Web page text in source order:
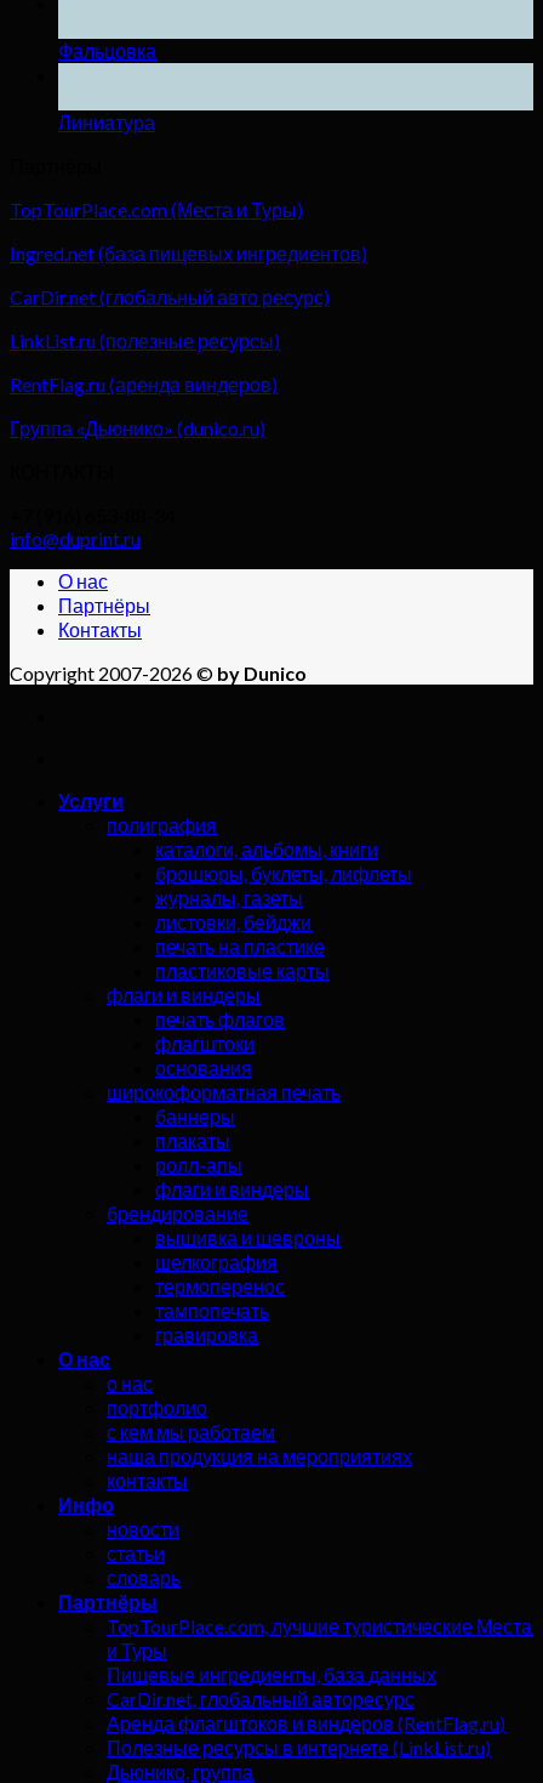
Фальцовка
Линиатура
TopTourPlace.com (Места и Туры)
Ingred.net (база пищевых ингредиентов)
CarDir.net (глобальный авто ресурс)
LinkList.ru (полезные ресурсы)
RentFlag.ru (аренда виндеров)
Группа «Дьюнико» (dunico.ru)
info@duprint.ru
О нас
Партнёры
Контакты
Copyright 2007-2026 © by Dunico
Услуги
полиграфия
каталоги, альбомы, книги
брошюры, буклеты, лифлеты
журналы, газеты
листовки, бейджи
печать на пластике
пластиковые карты
флаги и виндеры
печать флагов
флагштоки
основания
широкоформатная печать
баннеры
плакаты
ролл-апы
флаги и виндеры
брендирование
вышивка и шевроны
шелкография
термоперенос
тампопечать
гравировка
О нас
о нас
портфолио
с кем мы работаем
наша продукция на мероприятиях
контакты
Инфо
новости
статьи
словарь
Партнёры
TopTourPlace.com, лучшие туристические Места
и Туры
Пищевые ингредиенты, база данных
CarDir.net, глобальный авторесурс
Аренда флагштоков и виндеров (RentFlag.ru)
Полезные ресурсы в интернете (LinkList.ru)
Дьюнико, группа